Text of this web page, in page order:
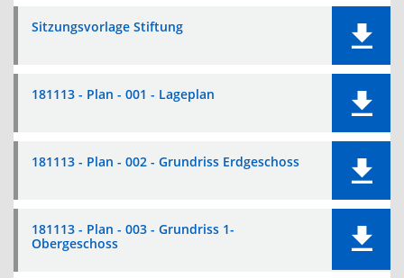
Sitzungsvorlage Stiftung
181113 - Plan - 001 - Lageplan
181113 - Plan - 002 - Grundriss Erdgeschoss
181113 - Plan - 003 - Grundriss 1-
Obergeschoss